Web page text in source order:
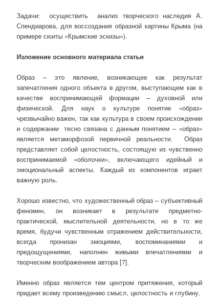
Задачи: осуществить анализ творческого наследия А.
Спендиарова, для воссоздания образной картины Крыма (на
примере сюиты «Крымские эскизы»).
Изложение основного материала статьи
Образ – это явление, возникающее как результат
запечатления одного объекта в другом, выступающем как в
качестве воспринимающей формации – духовной или
физической. Для наук о культуре понятие «образ»
чрезвычайно важен, так как культура в своем происхождении
и содержании тесно связана с данным понятием – «образ»
является метаморфозой первичной реальности. Образ
представляет собой целостность, состоящую из чувственно
воспринимаемой «оболочки», включающего идейный и
эмоциональный аспекты. Каждый из компонентов играет
важную роль.
Хорошо известно, что художественный образ – субъективный
феномен, он возникает в результате предметно-
практической, мыслительной деятельности, но в то же
время, будучи чувственным отражением действительности,
всегда пронизан эмоциями, воспоминаниями и
предощущениями, наполнен живыми впечатлениями и
творческим воображением автора [7].
Именно образ является тем центром притяжения, который
придает всему произведению смысл, целостность и глубину.